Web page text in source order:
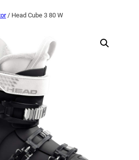
/ Head Cube 3 80 W